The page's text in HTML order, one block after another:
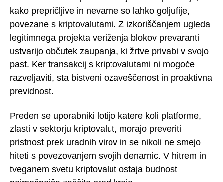
kako prepričljive in nevarne so lahko goljufije,
povezane s kriptovalutami. Z izkoriščanjem ugleda
legitimnega projekta veriženja blokov prevaranti
ustvarijo občutek zaupanja, ki žrtve privabi v svojo
past. Ker transakcij s kriptovalutami ni mogoče
razveljaviti, sta bistveni ozaveščenost in proaktivna
previdnost.
Preden se uporabniki lotijo katere koli platforme,
zlasti v sektorju kriptovalut, morajo preveriti
pristnost prek uradnih virov in se nikoli ne smejo
hiteti s povezovanjem svojih denarnic. V hitrem in
tveganem svetu kriptovalut ostaja budnost